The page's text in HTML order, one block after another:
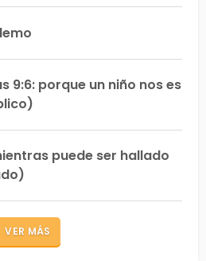
9:6: porque un niño nos es
puede ser hallado
VER MÁS